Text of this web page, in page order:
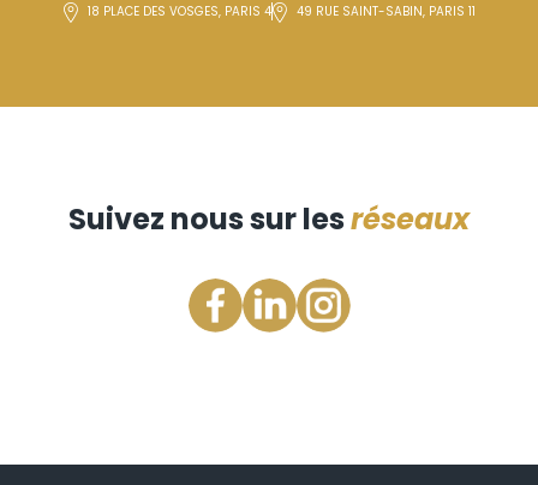
18 PLACE DES VOSGES, PARIS 4 49 RUE SAINT-SABIN, PARIS 11
Suivez nous sur lesréseaux